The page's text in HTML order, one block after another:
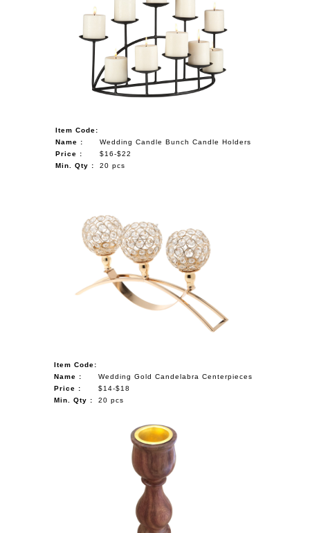
Item Code:
Name :
Wedding Candle Bunch Candle Holders
Price :
$16-$22
Min. Qty :
20 pcs
Item Code:
Name :
Wedding Gold Candelabra Centerpieces
Price :
$14-$18
Min. Qty :
20 pcs